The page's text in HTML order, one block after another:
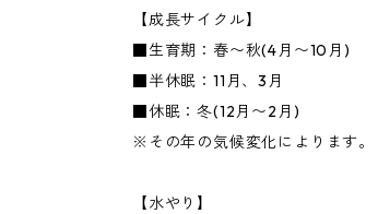
【成長サイクル】
■生育期：春〜秋(4月〜10月)
■半休眠：11月、3月
■休眠：冬(12月〜2月)
※その年の気候変化によります。
【水やり】